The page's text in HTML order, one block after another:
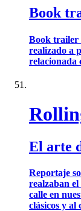
Book
Book trailer
realizado a
relacionada
El arte
Reportaje
realzaban
calle en
clásicos y al